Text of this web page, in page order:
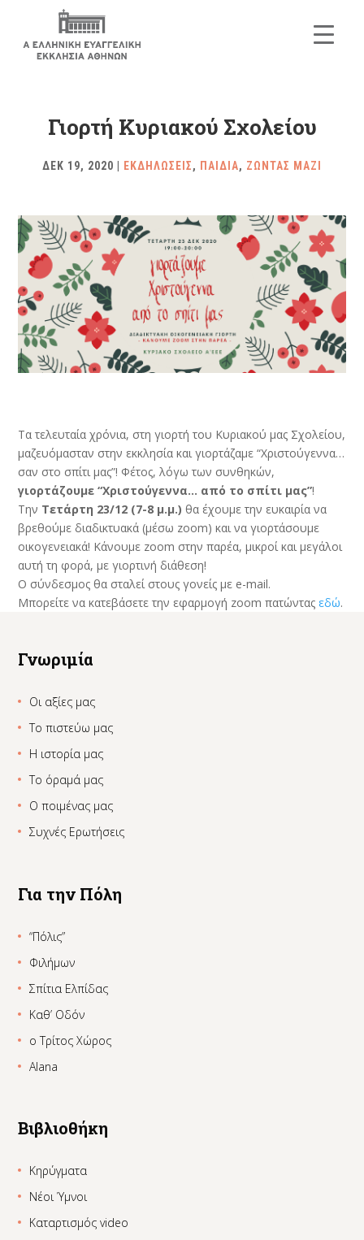
Γιορτή Κυριακού Σχολείου
ΔΕΚ 19, 2020 ΕΚΔΗΛΩΣΕΙΣ, ΠΑΙΔΙΑ, ΖΩΝΤΑΣ ΜΑΖΙ
Τα τελευταία χρόνια, στη γιορτή του Κυριακού μας Σχολείου,
μαζευόμασταν στην εκκλησία και γιορτάζαμε “Χριστούγεννα…
σαν στο σπίτι μας”! Φέτος, λόγω των συνθηκών,
γιορτάζουμε “Χριστούγεννα… από το σπίτι μας”!
Την Τετάρτη 23/12 (7-8 μ.μ.) θα έχουμε την ευκαιρία να
βρεθούμε διαδικτυακά (μέσω zoom) και να γιορτάσουμε
οικογενειακά! Κάνουμε zoom στην παρέα, μικροί και μεγάλοι
αυτή τη φορά, με γιορτινή διάθεση!
Ο σύνδεσμος θα σταλεί στους γονείς με e-mail.
Μπορείτε να κατεβάσετε την εφαρμογή zoom πατώνταςεδώ.
Γνωριμία
Οι αξίες μας
Το πιστεύω μας
Η ιστορία μας
Το όραμά μας
Ο ποιμένας μας
Συχνές Ερωτήσεις
Για την Πόλη
“Πόλις”
Φιλήμων
Σπίτια Ελπίδας
Καθ’ Οδόν
ο Τρίτος Χώρος
Alana
Βιβλιοθήκη
Κηρύγματα
Νέοι Ύμνοι
Καταρτισμός video